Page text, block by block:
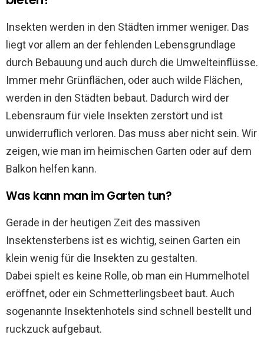
Insekten werden in den Städten immer weniger. Das
liegt vor allem an der fehlenden Lebensgrundlage
durch Bebauung und auch durch die Umwelteinflüsse.
Immer mehr Grünflächen, oder auch wilde Flächen,
werden in den Städten bebaut. Dadurch wird der
Lebensraum für viele Insekten zerstört und ist
unwiderruflich verloren. Das muss aber nicht sein. Wir
zeigen, wie man im heimischen Garten oder auf dem
Balkon helfen kann.
Was kann man im Garten tun?
Gerade in der heutigen Zeit des massiven
Insektensterbens ist es wichtig, seinen Garten ein
klein wenig für die Insekten zu gestalten.
Dabei spielt es keine Rolle, ob man ein Hummelhotel
eröffnet, oder ein Schmetterlingsbeet baut. Auch
sogenannte Insektenhotels sind schnell bestellt und
ruckzuck aufgebaut.